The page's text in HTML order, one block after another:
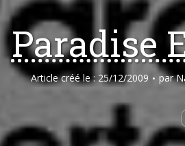
Paradise
Article créé le : 25/12/2009 par